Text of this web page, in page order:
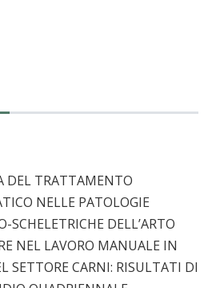
DEL TRATTAMENTO
NELLE PATOLOGIE
SCHELETRICHE DELL’ARTO
NEL LAVORO MANUALE IN
SETTORE CARNI: RISULTATI DI